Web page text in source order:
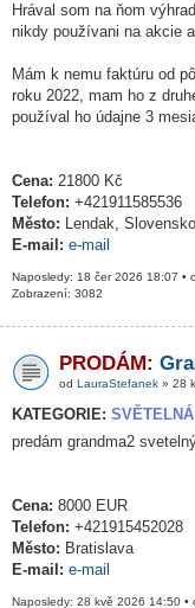
Hrával som na ňom
nikdy používani na akcie
Mám k nemu faktúru od
roku 2022, mam ho z
používal ho údajne 3
Cena: 21800 Kč
Telefon: +421911585536
Město: Lendak,
E-mail: e-mail
Naposledy: 18 čer 2026 18:07 •
Zobrazení: 3082
PRODÁM:
od LauraStefanek » 28
KATEGORIE:
predám grandma2
Cena: 8000 EUR
Telefon: +421915452028
Město: Bratislava
E-mail: e-mail
Naposledy: 28 kvě 2026 14:50 •